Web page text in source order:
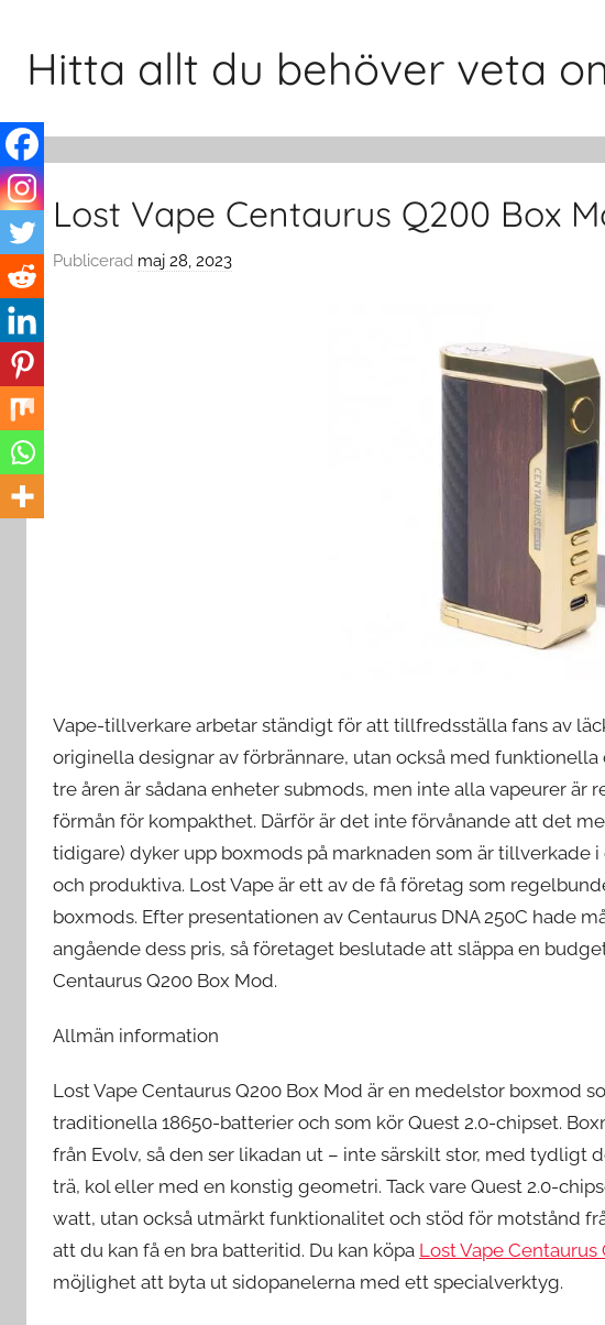
innehållHitta allt du behöver veta
Lost Vape Centaurus Q200 Box
Publicerad maj 28, 2023
Vape-tillverkare arbetar ständigt för att tillfredsställa fans av
originella designar av förbrännare, utan också med
tre åren är sådana enheter submods, men inte alla vapeurer är
förmån för kompakthet. Därför är det inte förvånande att det
tidigare) dyker upp boxmods på marknaden som är tillverkade
och produktiva. Lost Vape är ett av de få företag som
boxmods. Efter presentationen av Centaurus DNA 250C hade
angående dess pris, så företaget beslutade att släppa en
Centaurus Q200 Box Mod.
Allmän information
Lost Vape Centaurus Q200 Box Mod är en medelstor boxmod
traditionella 18650-batterier och som kör Quest 2.0-chipset.
från Evolv, så den ser likadan ut – inte särskilt stor, med tydligt
trä, kol eller med en konstig geometri. Tack vare Quest 2.0-
watt, utan också utmärkt funktionalitet och stöd för motstånd
att du kan få en bra batteritid. Du kan köpa Lost Vape Centaurus
möjlighet att byta ut sidopanelerna med ett specialverktyg.